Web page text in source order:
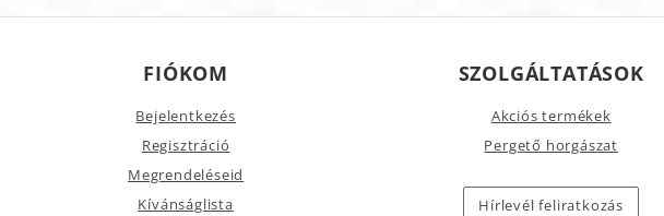
FIÓKOM
Bejelentkezés
Regisztráció
Megrendeléseid
Kívánságlista
SZOLGÁLTATÁSOK
Akciós termékek
Pergető horgászat
Hírlevél feliratkozás